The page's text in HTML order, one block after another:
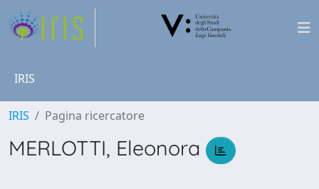
IRIS
IRIS Pagina ricercatore
MERLOTTI, Eleonora